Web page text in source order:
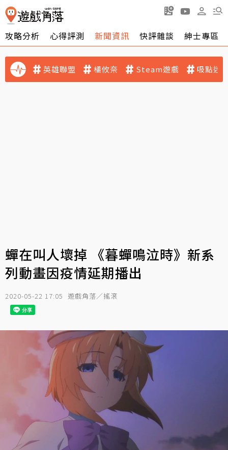
攻略分析 心得評測 新聞資訊 快評雜談 紳士專區
英雄聯盟 橘攸奈 Steam遊戲 吸點迷
蟬在叫人壞掉 《暮蟬鳴泣時》新系
列動畫因疫情延期播出
2020-05-22 17:05 遊戲角落／搖滾